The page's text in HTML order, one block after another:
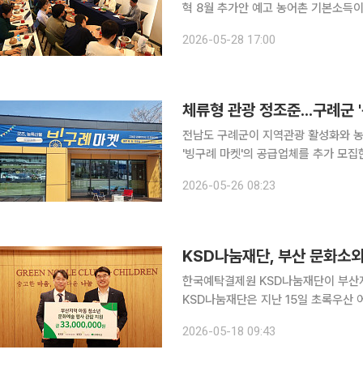
혁 8월 추가안 예고 농어촌 기본소득이 정부 출범 1년 농정의 대표 성과로 부각됐다. 인구 감소와 상
정부는 농어촌 기본소득을 단순한 현
2026-05-28 17:00
체류형 관광 정조준...구례군
전남도 구례군이 지역관광 활성화와
'빙구례 마켓'의 공급업체를 추가 모집한다고 26일 밝혔다. 3
있다. 방문객 증가와 함께 로컬 제
2026-05-26 08:23
KSD나눔재단, 부산 문화소
한국예탁결제원 KSD나눔재단이 부
KSD나눔재단은 지난 15일 초록우산
하는 아동·청소년 약 800명의 문화예
2026-05-18 09:43